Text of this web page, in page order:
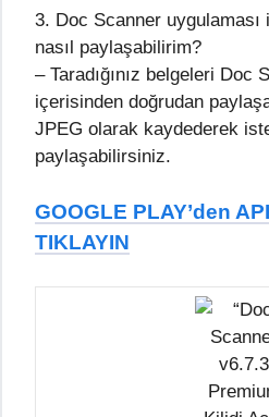
3. Doc Scanner uygulaması
nasıl paylaşabilirim?
– Taradığınız belgeleri Doc
içerisinden doğrudan
JPEG olarak kaydederek
paylaşabilirsiniz.
GOOGLE PLAY’den
TIKLAYIN